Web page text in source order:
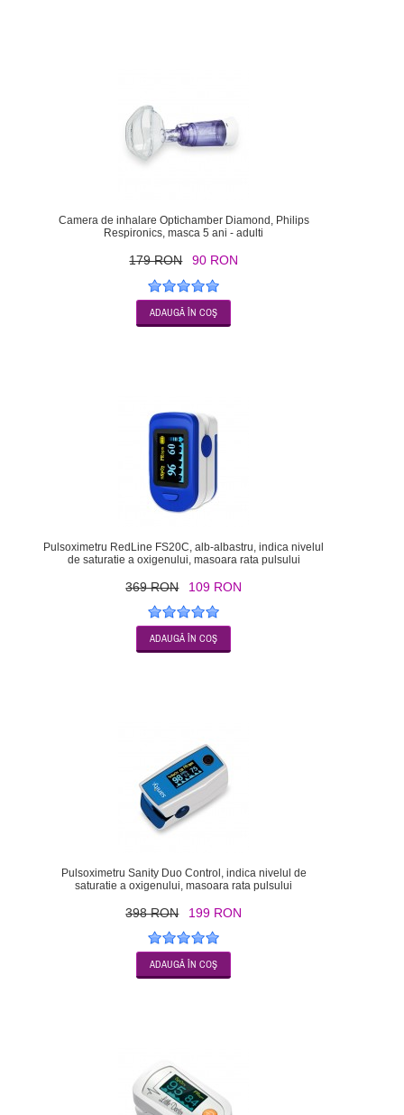
Camera de inhalare Optichamber Diamond, Philips
Respironics, masca 5 ani - adulti
179 RON 90 RON
Pulsoximetru RedLine FS20C, alb-albastru, indica nivelul
de saturatie a oxigenului, masoara rata pulsului
369 RON 109 RON
Pulsoximetru Sanity Duo Control, indica nivelul de
saturatie a oxigenului, masoara rata pulsului
398 RON 199 RON